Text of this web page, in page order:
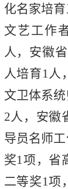
化名家培
文艺工作
人，安徽
人培育1人
文卫体系
2人，安徽
导员名师
奖1项，省
二等奖1项